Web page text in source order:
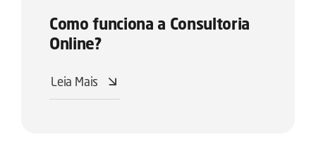
Como funciona a Consultoria
Online?
Leia Mais